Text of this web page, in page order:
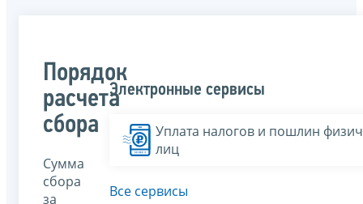
Порядок
расчета
сбора
Сумма
сбора
за
Электронные сервисы
Уплата налогов и пошлин
лиц
Все сервисы